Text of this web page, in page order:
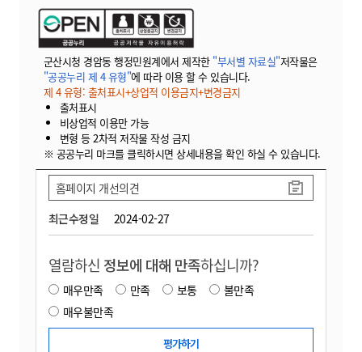
군산시청 경암동 행정민원계에서 제작한 "부서별 자료실"저작물은
"공공누리 제 4 유형"에 따라 이용 할 수 있습니다.
제 4 유형: 출처표시+상업적 이용금지+변경금지
출처표시
비상업적 이용만 가능
변형 등 2차적 저작물 작성 금지
※ 공공누리 마크를 클릭하시면 상세내용을 확인 하실 수 있습니다.
최근수정일 2024-02-27
홈페이지 개선의견
열람하신 정보에 대해 만족하십니까?
매우만족 만족 보통
불만족
매우불만족